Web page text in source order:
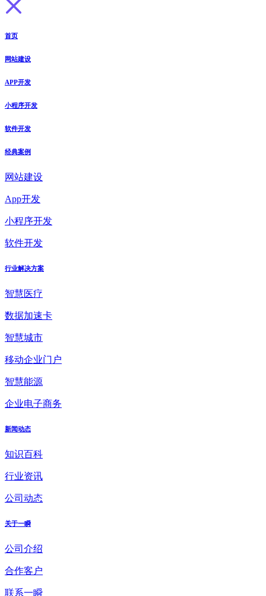
首页
网站建设
APP开发
小程序开发
软件开发
经典案例
网站建设
App开发
小程序开发
软件开发
行业解决方案
智慧医疗
数据加速卡
智慧城市
移动企业门户
智慧能源
企业电子商务
新闻动态
知识百科
行业资讯
公司动态
关于一瞬
公司介绍
合作客户
联系一瞬